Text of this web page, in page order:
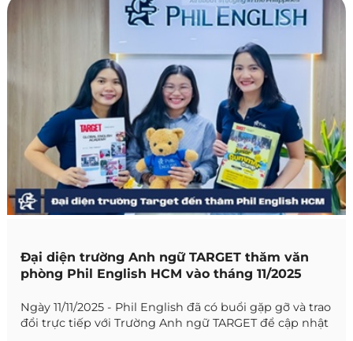
Đại diện trường Anh ngữ TARGET thăm văn
phòng Phil English HCM vào tháng 11/2025
Ngày 11/11/2025 - Phil English đã có buổi gặp gỡ và trao
đổi trực tiếp với Trường Anh ngữ TARGET để cập nhật